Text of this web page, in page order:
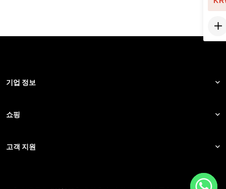
기업 정보
쇼핑
고객 지원